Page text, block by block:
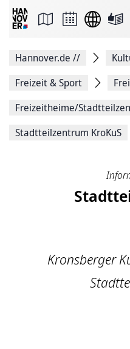
Seite
Facebook
teilen
Seitenlink
Seite
Hannover.de //
Freizeit & Sport
Freizeitheime/
Stadtteilzentrum KroKuS
Kronsberger